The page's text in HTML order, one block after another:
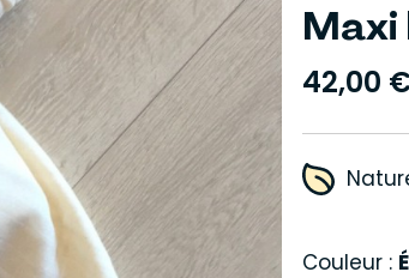
Maxi
42,00
Couleur :